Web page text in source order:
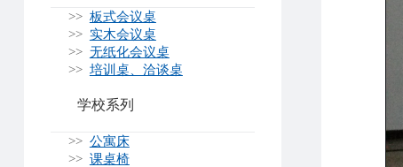
>> 板式会议桌
>> 实木会议桌
>> 无纸化会议桌
>> 培训桌、洽谈桌
学校系列
>> 公寓床
>> 课桌椅